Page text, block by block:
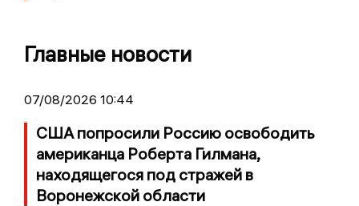
Главные новости
07/08/2026 10:44
США попросили Россию освободить
американца Роберта Гилмана,
находящегося под стражей в
Воронежской области